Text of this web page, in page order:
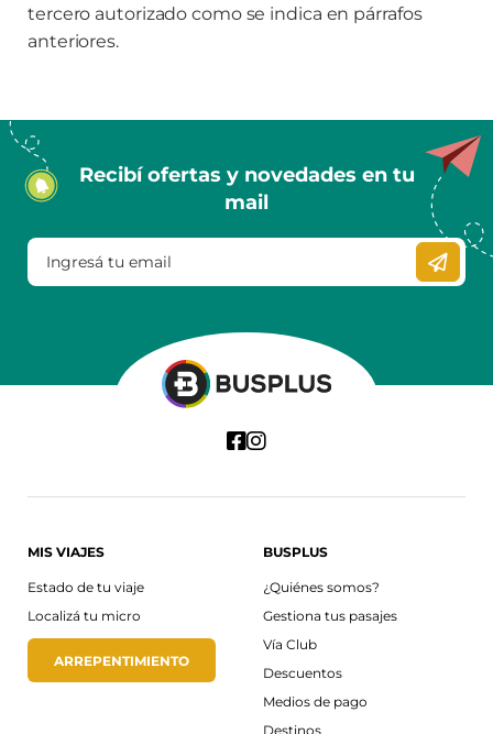
tercero autorizado como se indica en párrafos
anteriores.
Recibí ofertas y novedades en tu
mail
MIS VIAJES
Estado de tu viaje
Localizá tu micro
ARREPENTIMIENTO
BUSPLUS
¿Quiénes somos?
Gestiona tus pasajes
Vía Club
Descuentos
Medios de pago
Destinos